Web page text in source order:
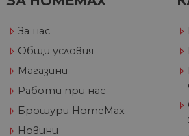
За нас
Общи условия
Магазини
Работи при нас
Брошури HomeMax
Новини